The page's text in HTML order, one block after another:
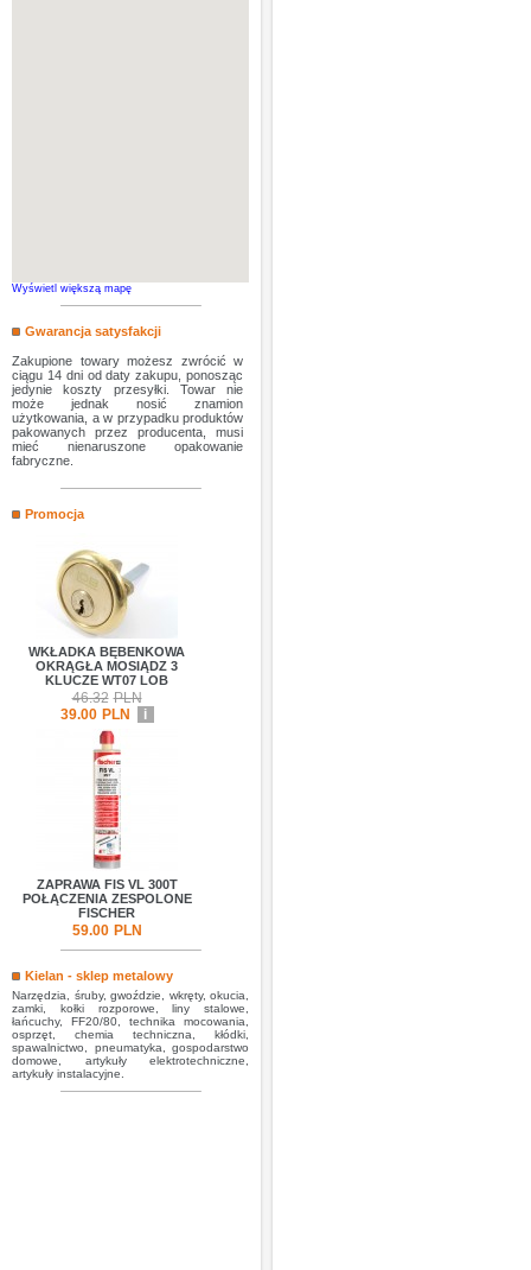
Wyświetl większą mapę
Gwarancja satysfakcji
Zakupione towary możesz zwrócić w
ciągu 14 dni od daty zakupu, ponosząc
jedynie koszty przesyłki. Towar nie
może jednak nosić znamion
użytkowania, a w przypadku produktów
pakowanych przez producenta, musi
mieć nienaruszone opakowanie
fabryczne.
Promocja
WKŁADKA BĘBENKOWA
OKRĄGŁA MOSIĄDZ 3
KLUCZE WT07 LOB
46.32 PLN
39.00 PLN i
ZAPRAWA FIS VL 300T
POŁĄCZENIA ZESPOLONE
FISCHER
59.00 PLN
Kielan - sklep metalowy
Narzędzia, śruby, gwoździe, wkręty, okucia,
zamki, kołki rozporowe, liny stalowe,
łańcuchy, FF20/80, technika mocowania,
osprzęt, chemia techniczna, kłódki,
spawalnictwo, pneumatyka, gospodarstwo
domowe, artykuły elektrotechniczne,
artykuły instalacyjne.